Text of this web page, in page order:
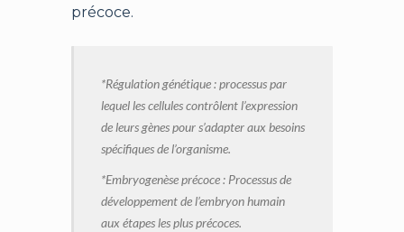
précoce.
*Régulation génétique : processus par
lequel les cellules contrôlent l’expression
de leurs gènes pour s’adapter aux besoins
spécifiques de l’organisme.
*Embryogenèse précoce : Processus de
développement de l’embryon humain
aux étapes les plus précoces.